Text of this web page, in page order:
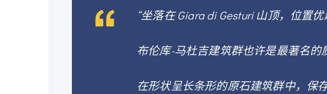
“坐落在 Giara di Gesturi 山顶，位置优
布伦库-马杜吉建筑群也许是最著名的
在形状呈长条形的原石建筑群中，保